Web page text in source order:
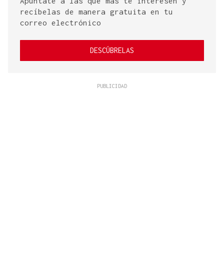
recíbelas de manera gratuita en tu
correo electrónico
DESCÚBRELAS